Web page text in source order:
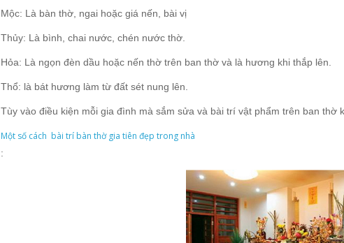
Mộc: Là bàn thờ, ngai hoặc giá nến, bài vị
Thủy: Là bình, chai nước, chén nước thờ.
Hỏa: Là ngọn đèn dầu hoặc nến thờ trên ban thờ và là hương khi thắp lên.
Thổ: là bát hương làm từ đất sét nung lên.
Tùy vào điều kiện mỗi gia đình mà sắm sửa và bài trí vật phẩm trên ban thờ
Một số cách bài trí bàn thờ gia tiên đẹp trong nhà
: